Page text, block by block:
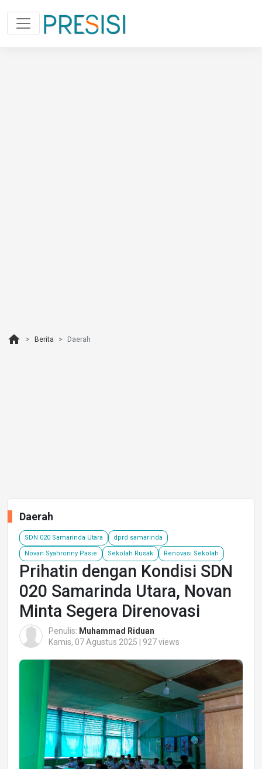
home Berita Daerah
Daerah
SDN 020 Samarinda Utara dprd samarinda
Novan Syahronny Pasie Sekolah Rusak Renovasi Sekolah
Prihatin dengan Kondisi SDN
020 Samarinda Utara, Novan
Minta Segera Direnovasi
Penulis: Muhammad Riduan
Kamis, 07 Agustus 2025 | 927 views